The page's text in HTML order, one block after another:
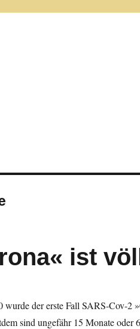
ist
wurde der erste Fall SARS-Cov-2
sind ungefähr 15 Monate oder